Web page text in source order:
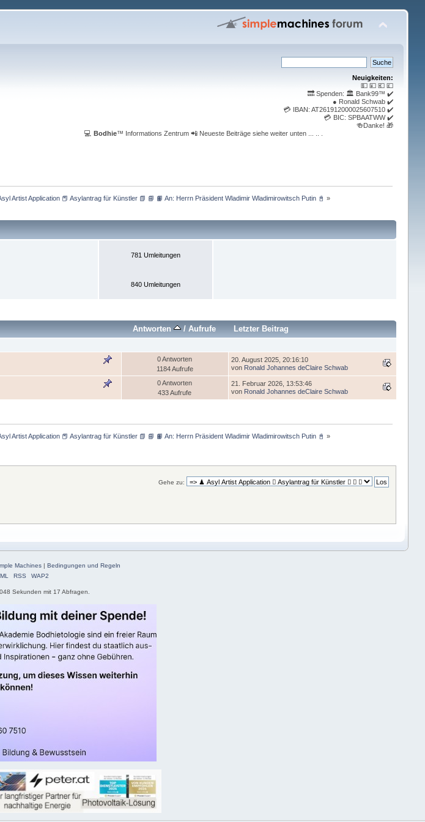
Neuigkeiten:
💵 💴 💶 💷
🔜 Spenden: 🏛️ Bank99™ ✔️
● Ronald Schwab ✔️
💳 IBAN: AT261912000025607510 ✔️
💳 BIC: SPBAATWW ✔️
🍻Danke! 🎁
💻Bodhie™ Informations Zentrum 📲 Neueste Beiträge siehe weiter unten ... .. .
Artist Application 📕 Asylantrag für Künstler 📗 📘 📙 An: Herrn Präsident Wladimir Wladimirowitsch Putin 📓 »
781 Umleitungen
840 Umleitungen
Antworten /Aufrufe Letzter Beitrag
0 Antworten
1184 Aufrufe
20. August 2025, 20:16:10
von Ronald Johannes deClaire Schwab
0 Antworten
433 Aufrufe
21. Februar 2026, 13:53:46
von Ronald Johannes deClaire Schwab
Artist Application 📕 Asylantrag für Künstler 📗 📘 📙 An: Herrn Präsident Wladimir Wladimirowitsch Putin 📓 »
Gehe zu:
Machines |Bedingungen und Regeln
RSS WAP2
Sekunden mit 17 Abfragen.